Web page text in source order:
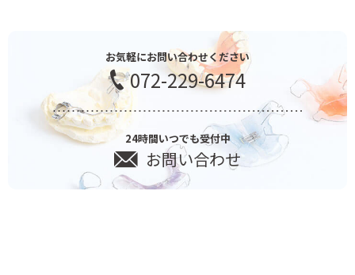
お気軽にお問い合わせください
072-229-6474
24時間いつでも受付中
お問い合わせ